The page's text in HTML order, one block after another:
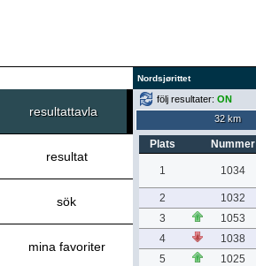
Nordsjørittet
resultattavla
resultat
sök
mina favoriter
följ resultater: ON
32 km
Plats Nummer
1 1034
2 1032
3
1053
4
1038
5
1025